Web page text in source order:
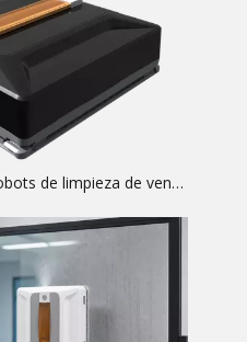
Los 10 mejores robots de limpieza de ventanas de 2026